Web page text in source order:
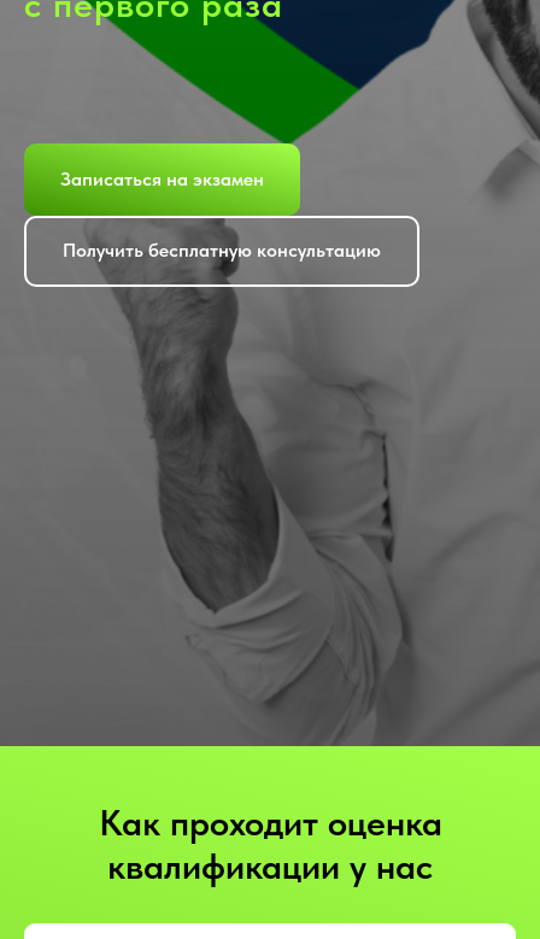
Записаться на экзамен
Получить бесплатную консультацию
Как проходит оценка
квалификации у нас